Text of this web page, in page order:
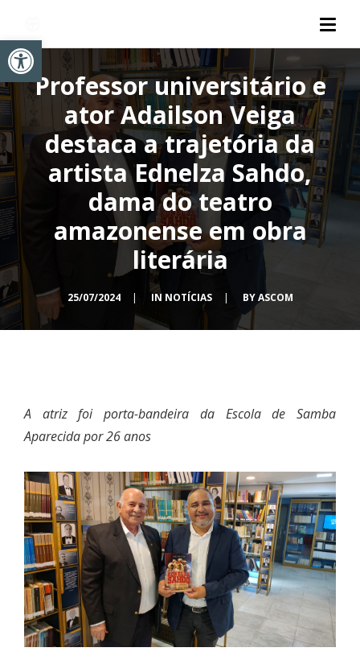
Abrir a barra de ferramentas
Professor universitário e
ator Adailson Veiga
destaca a trajetória da
artista Ednelza Sahdo,
dama do teatro
amazonense em obra
literária
25/07/2024 | IN NOTÍCIAS | BYASCOM
A atriz foi porta-bandeira da Escola de Samba
Aparecida por 26 anos